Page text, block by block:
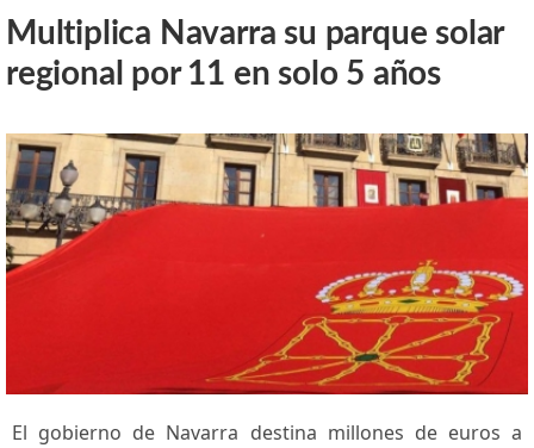
Multiplica Navarra su parque solar
regional por 11 en solo 5 años
El gobierno de Navarra‌ destina millones de euros a